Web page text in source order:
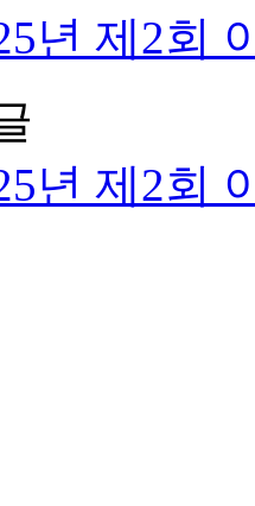
년 제2회
년 제2회